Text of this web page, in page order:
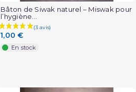
Bâton de Siwak naturel – Miswak pour
l’hygiène...
1,00 €
En stock